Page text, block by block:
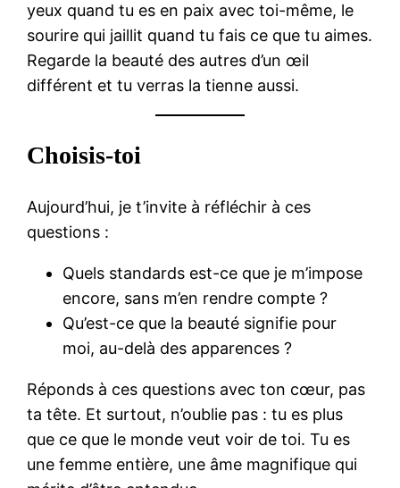
yeux quand tu es en paix avec toi-même, le
sourire qui jaillit quand tu fais ce que tu aimes.
Regarde la beauté des autres d’un œil
différent et tu verras la tienne aussi.
Choisis-toi
Aujourd’hui, je t’invite à réfléchir à ces
questions :
Quels standards est-ce que je m’impose
encore, sans m’en rendre compte ?
Qu’est-ce que la beauté signifie pour
moi, au-delà des apparences ?
Réponds à ces questions avec ton cœur, pas
ta tête. Et surtout, n’oublie pas : tu es plus
que ce que le monde veut voir de toi. Tu es
une femme entière, une âme magnifique qui